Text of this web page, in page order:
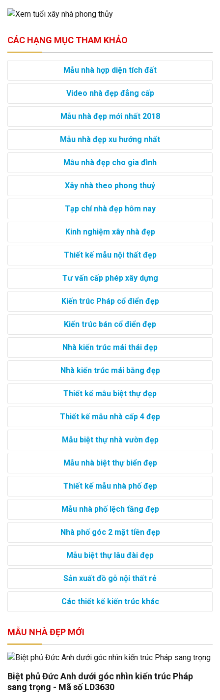
CÁC HẠNG MỤC THAM KHẢO
Mẫu nhà hợp diện tích đất
Video nhà đẹp đẳng cấp
Mẫu nhà đẹp mới nhất 2018
Mẫu nhà đẹp xu hướng nhất
Mẫu nhà đẹp cho gia đình
Xây nhà theo phong thuỷ
Tạp chí nhà đẹp hôm nay
Kinh nghiệm xây nhà đẹp
Thiết kế mẫu nội thất đẹp
Tư vấn cấp phép xây dựng
Kiến trúc Pháp cổ điển đẹp
Kiến trúc bán cổ điển đẹp
Nhà kiến trúc mái thái đẹp
Nhà kiến trúc mái bằng đẹp
Thiết kế mẫu biệt thự đẹp
Thiết kế mẫu nhà cấp 4 đẹp
Mẫu biệt thự nhà vườn đẹp
Mẫu nhà biệt thự biển đẹp
Thiết kế mẫu nhà phố đẹp
Mẫu nhà phố lệch tầng đẹp
Nhà phố góc 2 mặt tiền đẹp
Mẫu biệt thự lâu đài đẹp
Sản xuất đồ gỗ nội thất rẻ
Các thiết kế kiến trúc khác
MẪU NHÀ ĐẸP MỚI
Biệt phủ Đức Anh dưới góc nhìn kiến trúc Pháp
sang trọng - Mã số LD3630